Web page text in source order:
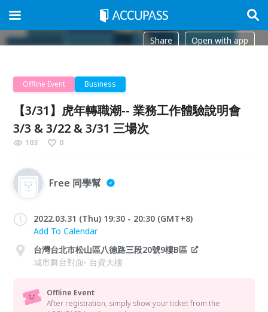
Share Open with app
Offline Event Business
【3/31】虎年轉職潮-- 業務工作體驗說明會
3/3 & 3/22 & 3/31 三場次
103 0
Free 同學幫
2022.03.31 (Thu) 19:30 - 20:30 (GMT+8)
Add To Calendar
台灣台北市松山區八德路三段20號9樓B區
城市舞台對面- 台資大樓
Offline Event
After registration, simply show your ticket from the